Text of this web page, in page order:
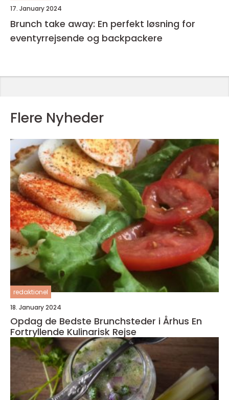
17. January 2024
Brunch take away: En perfekt løsning for
eventyrrejsende og backpackere
Flere Nyheder
redaktionel
18. January 2024
Opdag de Bedste Brunchsteder i Århus En
Fortryllende Kulinarisk Rejse